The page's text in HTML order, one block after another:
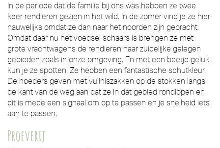
In de periode dat de familie bij ons was hebben ze twee
keer rendieren gezien in het wild. In de zomer vind je ze hier
nauwelijks omdat ze dan naar het noorden zijn gebracht.
Omdat daar nu het voedsel schaars is brengen ze met
grote vrachtwagens de rendieren naar zuidelijke gelegen
gebieden zoals in onze omgeving. En met een beetje geluk
kun je ze spotten. Ze hebben een fantastische schutkleur.
De hoeders geven met vuilniszakken op de stokken langs
de kant van de weg aan dat ze in dat gebied rondlopen en
dit is mede een signaal om op te passen en je snelheid iets
aan te passen.
Proeverij